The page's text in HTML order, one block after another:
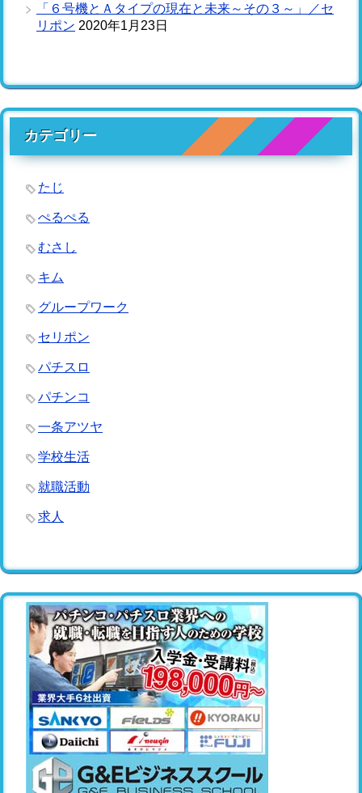
「６号機とＡタイプの現在と未来～その３～」／セ
リポン 2020年1月23日
カテゴリー
たじ
ぺるぺる
むさし
キム
グループワーク
セリポン
パチスロ
パチンコ
一条アツヤ
学校生活
就職活動
求人